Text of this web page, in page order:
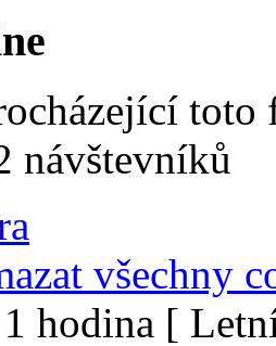
návštevníků
všechny
hodina [